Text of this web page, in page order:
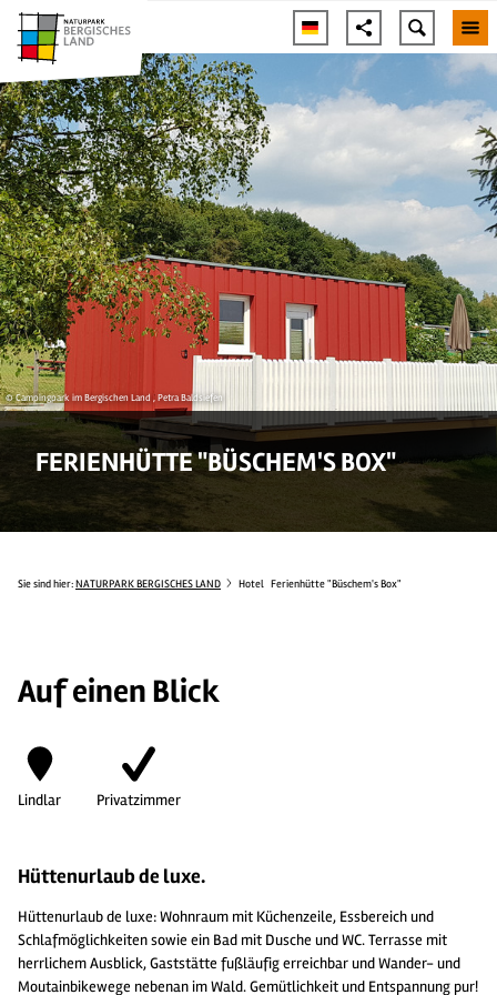
© Campingpark im Bergischen Land , Petra Baldsiefen
FERIENHÜTTE "BÜSCHEM'S BOX"
Sie sind hier:NATURPARK BERGISCHES LAND Hotel Ferienhütte "Büschem's Box"
Auf einen Blick
Lindlar Privatzimmer
Hüttenurlaub de luxe.
Hüttenurlaub de luxe: Wohnraum mit Küchenzeile, Essbereich und
Schlafmöglichkeiten sowie ein Bad mit Dusche und WC. Terrasse mit
herrlichem Ausblick, Gaststätte fußläufig erreichbar und Wander- und
Moutainbikewege nebenan im Wald. Gemütlichkeit und Entspannung pur!